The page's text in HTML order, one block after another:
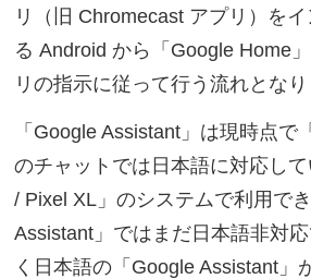
リ（旧 Chromecast アプリ）を
る Android から「Google Home
リの指示に従って行う流れとなり
「Google Assistant」は現時点で
のチャットでは日本語に対応し
/ Pixel XL」のシステムで利用で
Assistant」ではまだ日本語非対
く日本語の「Google Assistant」